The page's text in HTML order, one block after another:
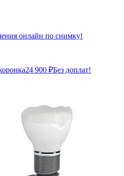
онлайн по снимку!
24 900 ₽Без доплат!